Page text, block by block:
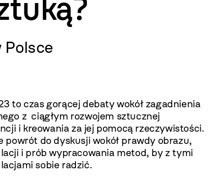
to czas gorącej debaty wokół zagadnienia
z ciągłym rozwojem sztucznej
i kreowania za jej pomocą rzeczywistości.
powrót do dyskusji wokół prawdy obrazu,
i prób wypracowania metod, by z tymi
sobie radzić.